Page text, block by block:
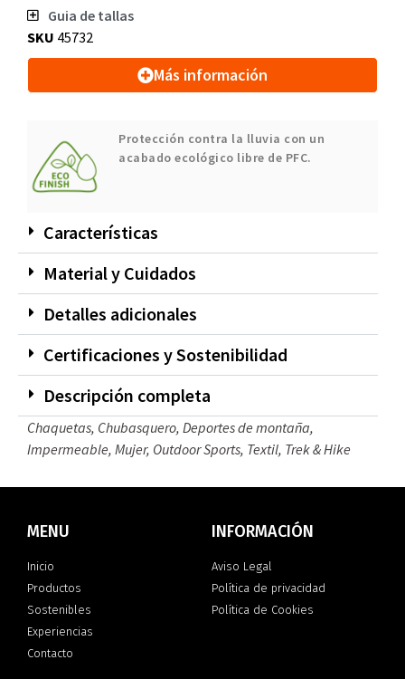
Guia de tallas
SKU 45732
Más información
Protección contra la lluvia con un
acabado ecológico libre de PFC.
Características
Material y Cuidados
Detalles adicionales
Certificaciones y Sostenibilidad
Descripción completa
Chaquetas, Chubasquero, Deportes de montaña,
Impermeable, Mujer, Outdoor Sports, Textil, Trek & Hike
MENU
Inicio
Productos
Sostenibles
Experiencias
Contacto
INFORMACIÓN
Aviso Legal
Política de privacidad
Política de Cookies